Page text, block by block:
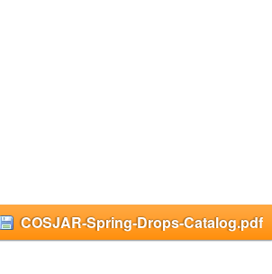
COSJAR-Spring-Drops-Catalog.pdf